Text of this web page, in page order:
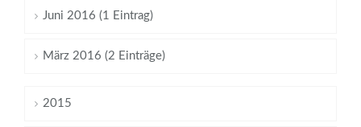
Juni 2016 (1 Eintrag)
März 2016 (2 Einträge)
2015